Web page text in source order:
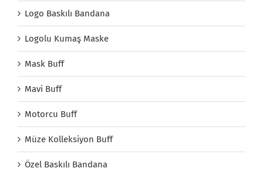
Logo Baskılı Bandana
Logolu Kumaş Maske
Mask Buff
Mavi Buff
Motorcu Buff
Müze Kolleksiyon Buff
Özel Baskılı Bandana